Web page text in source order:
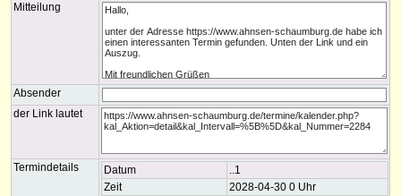
Mitteilung
Absender
der Link lautet
Termindetails Datum
..1
Zeit
2028-04-30 0 Uhr